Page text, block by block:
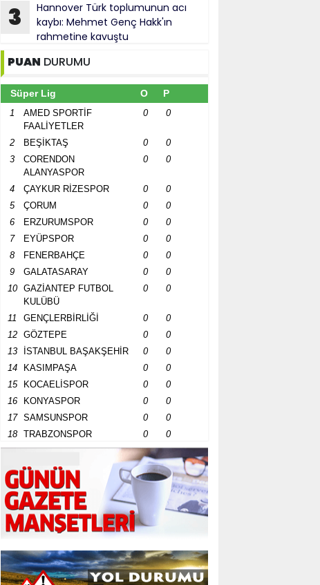
3
Hannover Türk toplumunun acı
kaybı: Mehmet Genç Hakk'ın
rahmetine kavuştu
PUAN DURUMU
Süper Lig O P
1
AMED SPORTİF
FAALİYETLER
0 0
2 BEŞİKTAŞ 0
0
3
CORENDON
ALANYASPOR
0 0
4 ÇAYKUR RİZESPOR 0
0
5
ÇORUM 0
0
6
ERZURUMSPOR 0
0
7
EYÜPSPOR 0
0
8
FENERBAHÇE 0
0
9
GALATASARAY 0
0
10
GAZİANTEP FUTBOL
KULÜBÜ
0 0
11 GENÇLERBİRLİĞİ 0
0
12
GÖZTEPE 0
0
13
İSTANBUL BAŞAKŞEHİR 0
0
14
KASIMPAŞA 0
0
15
KOCAELİSPOR 0
0
16
KONYASPOR 0
0
17
SAMSUNSPOR 0
0
18
TRABZONSPOR 0 0